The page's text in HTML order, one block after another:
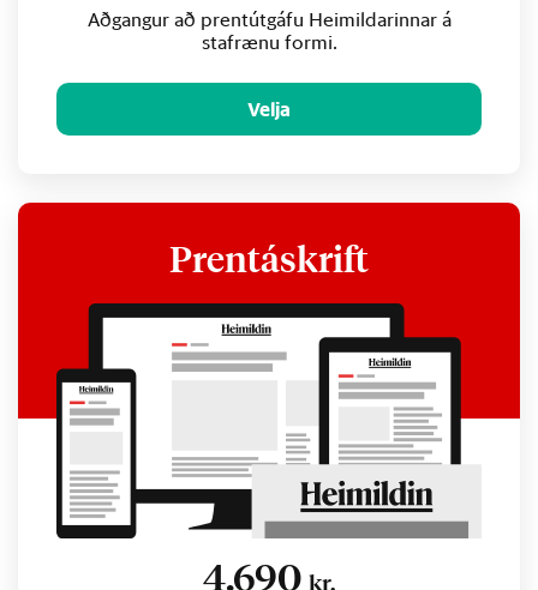
Aðgangur að prentútgáfu Heimildarinnar á
stafrænu formi.
Velja
Prentáskrift
4.690 kr.